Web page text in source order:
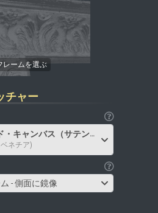
チャー
・キャンバス（サテン）
ネチア)
- 側面に鏡像